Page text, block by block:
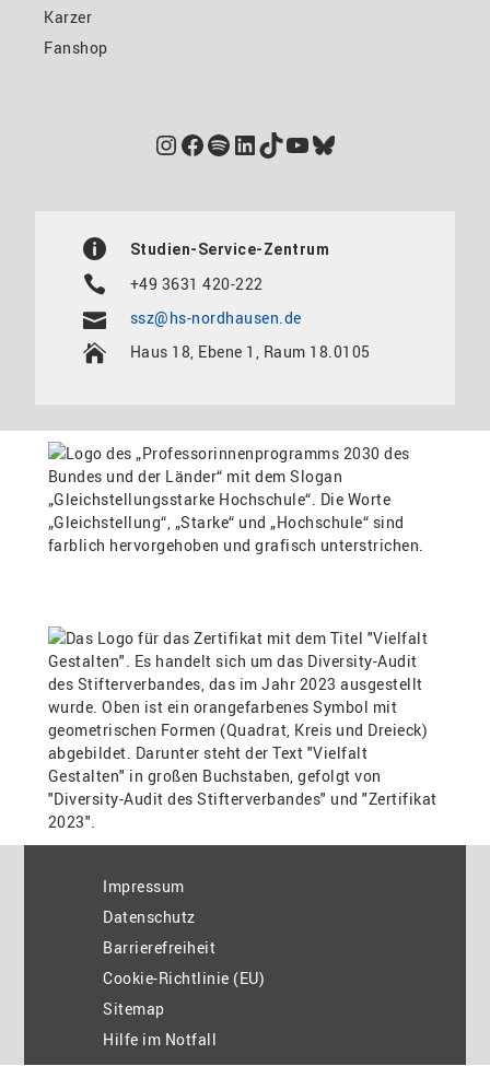
Karzer
Fanshop
Instagram
Facebook
Spotify
LinkedIn
TikTok
YouTube
Bluesky
Studien-Service-Zentrum
+49 3631 420-222
ssz@hs-nordhausen.de
Haus 18, Ebene 1, Raum 18.0105
Impressum
Datenschutz
Barrierefreiheit
Cookie-Richtlinie (EU)
Sitemap
Hilfe im Notfall